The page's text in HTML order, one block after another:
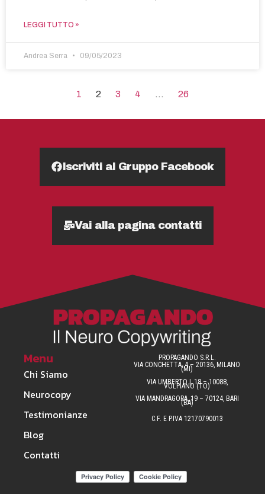
LEGGI TUTTO »
Andrea Serra 09/05/2023
1 2 3 4 … 26
Iscriviti al Gruppo Facebook
Vai alla pagina contatti
Menu
Chi Siamo
Neurocopy
Testimonianze
Blog
Contatti
PROPAGANDO S.R.L.
VIA CONCHETTA, 4 – 20136, MILANO
(MI)
VIA UMBERTO I, 18 – 10088,
VOLPIANO (TO)
VIA MANDRAGORA, 19 – 70124, BARI
(BA)
C.F. E P.IVA 12170790013